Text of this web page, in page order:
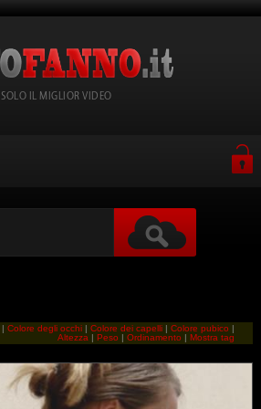
SOLO IL MIGLIOR VIDEO
|Colore degli occhi |Colore dei capelli |Colore pubico |
Altezza |Peso |Ordinamento |Mostra tag